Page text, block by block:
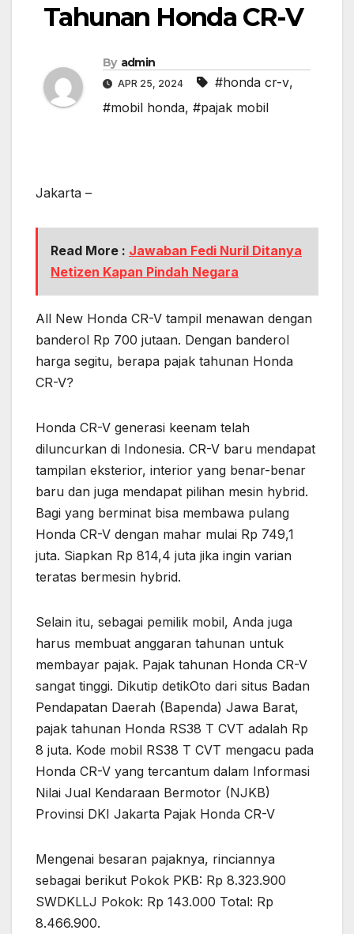
Tahunan Honda CR-V
By admin
APR 25, 2024 #honda cr-v,
#mobil honda, #pajak mobil
Jakarta –
Read More : Jawaban Fedi Nuril Ditanya
Netizen Kapan Pindah Negara
All New Honda CR-V tampil menawan dengan
banderol Rp 700 jutaan. Dengan banderol
harga segitu, berapa pajak tahunan Honda
CR-V?
Honda CR-V generasi keenam telah
diluncurkan di Indonesia. CR-V baru mendapat
tampilan eksterior, interior yang benar-benar
baru dan juga mendapat pilihan mesin hybrid.
Bagi yang berminat bisa membawa pulang
Honda CR-V dengan mahar mulai Rp 749,1
juta. Siapkan Rp 814,4 juta jika ingin varian
teratas bermesin hybrid.
Selain itu, sebagai pemilik mobil, Anda juga
harus membuat anggaran tahunan untuk
membayar pajak. Pajak tahunan Honda CR-V
sangat tinggi. Dikutip detikOto dari situs Badan
Pendapatan Daerah (Bapenda) Jawa Barat,
pajak tahunan Honda RS38 T CVT adalah Rp
8 juta. Kode mobil RS38 T CVT mengacu pada
Honda CR-V yang tercantum dalam Informasi
Nilai Jual Kendaraan Bermotor (NJKB)
Provinsi DKI Jakarta Pajak Honda CR-V
Mengenai besaran pajaknya, rinciannya
sebagai berikut Pokok PKB: Rp 8.323.900
SWDKLLJ Pokok: Rp 143.000 Total: Rp
8.466.900.